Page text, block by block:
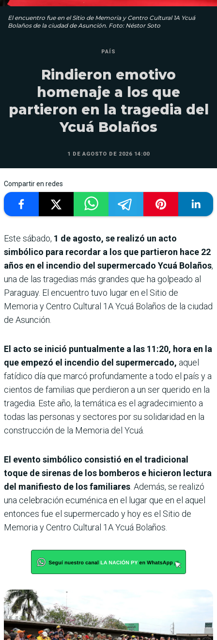
El encuentro fue en el Sitio de Memoria y Centro Cultural 1A Ycuá
Bolaños de la ciudad de Asunción. Foto: Néstor Soto
PAÍS
Rindieron emotivo
homenaje a los que
partieron en la tragedia del
Ycuá Bolaños
1 DE AGOSTO DE 2026 14:00
Compartir en redes
Este sábado, 1 de agosto, se realizó un acto
simbólico para recordar a los que partieron hace 22
años en el incendio del supermercado Ycuá Bolaños,
una de las tragedias más grandes que ha golpeado al
Paraguay. El encuentro tuvo lugar en el Sitio de
Memoria y Centro Cultural 1A Ycuá Bolaños de la ciudad
de Asunción.
El acto se inició puntualmente a las 11:20, hora en la
que empezó el incendio del supermercado, aquel
fatídico día que marcó profundamente a todo el país y a
cientos de familias que perdieron a un ser querido en la
tragedia. Este año, la temática es el agradecimiento a
todas las personas y sectores por su solidaridad en la
construcción de la Memoria del Ycuá.
El evento simbólico consistió en el tradicional
toque de sirenas de los bomberos e hicieron lectura
del manifiesto de los familiares . Además, se realizó
una celebración ecuménica en el lugar que en el aquel
entonces fue el supermercado y hoy es el Sitio de
Memoria y Centro Cultural 1A Ycuá Bolaños.